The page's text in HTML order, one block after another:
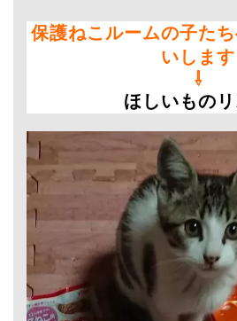
保護ねこルームの子た
いします
⇩
ほしいものリ